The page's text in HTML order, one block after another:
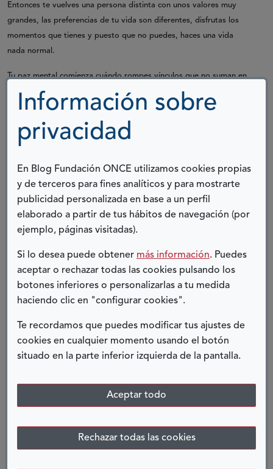
Información sobre
privacidad
En Blog Fundación ONCE utilizamos cookies propias
y de terceros para fines analíticos y para mostrarte
publicidad personalizada en base a un perfil
elaborado a partir de tus hábitos de navegación (por
ejemplo, páginas visitadas).
Si lo desea puede obtener más información. Puedes
aceptar o rechazar todas las cookies pulsando los
botones inferiores o personalizarlas a tu medida
haciendo clic en "configurar cookies".
Te recordamos que puedes modificar tus ajustes de
cookies en cualquier momento usando el botón
situado en la parte inferior izquierda de la pantalla.
Aceptar todo
Rechazar todas las cookies
Entonces te vuelves una persona distinta con unos valores muy
grandes, las preferencias de tu vida son diferentes, disfrutas los
momentos que tienes y puesto que no puedes, haces una vida
nada normal.
Tu paz mental comienza cuándo rompes vínculos que no suman en
tu vida. Porque vivir tiene una dirección y es hacia delante con la
gente que te quiere.
Por eso ahora toca sonreír porque a veces no
hay más veces…
Por eso creé la
perdidas, dar visibilidad a la enfermedad y sobre todo aceptar las
etapas lo antes posible y encontrar la paz para tomar las
decisiones correctas. Y que las personas que con esta enfermedad
hacen su vida prácticamente normal sepan que son muy
afortunadas y dichosas porque no están solas: somos más de
400.000 personas enfermas en España y sabemos que la epilepsia
es mucho más que una crisis: es la enfermedad de las múltiples
caras… Por eso hoy elijo mi paz y la de mi familia por encima de
todo..